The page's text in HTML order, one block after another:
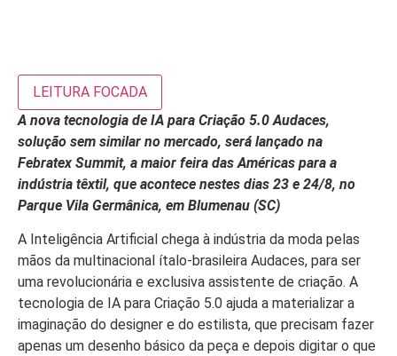
LEITURA FOCADA
A nova tecnologia de IA para Criação 5.0 Audaces,
solução sem similar no mercado, será lançado na
Febratex Summit, a maior feira das Américas para a
indústria têxtil, que acontece nestes dias 23 e 24/8, no
Parque Vila Germânica, em Blumenau (SC)
A Inteligência Artificial chega à indústria da moda pelas
mãos da multinacional ítalo-brasileira Audaces, para ser
uma revolucionária e exclusiva assistente de criação. A
tecnologia de IA para Criação 5.0 ajuda a materializar a
imaginação do designer e do estilista, que precisam fazer
apenas um desenho básico da peça e depois digitar o que